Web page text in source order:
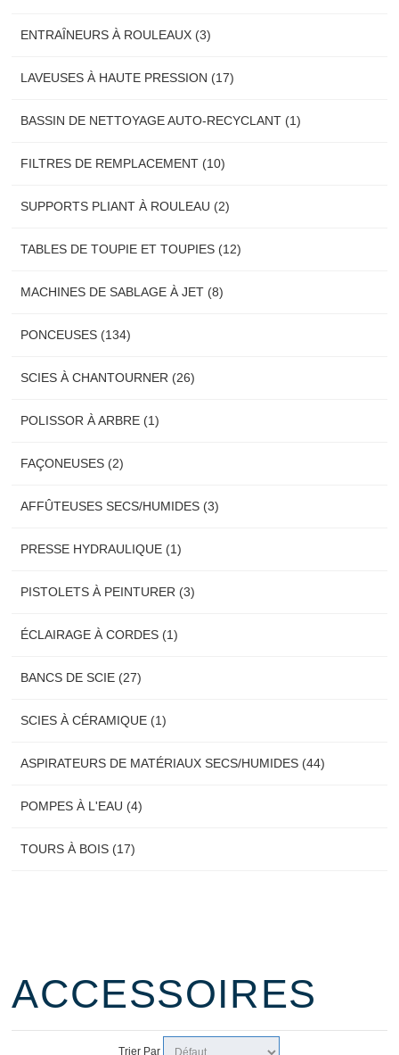
ENTRAȊNEURS À ROULEAUX (3)
LAVEUSES À HAUTE PRESSION (17)
BASSIN DE NETTOYAGE AUTO-RECYCLANT (1)
FILTRES DE REMPLACEMENT (10)
SUPPORTS PLIANT À ROULEAU (2)
TABLES DE TOUPIE ET TOUPIES (12)
MACHINES DE SABLAGE À JET (8)
PONCEUSES (134)
SCIES À CHANTOURNER (26)
POLISSOR À ARBRE (1)
FAÇONEUSES (2)
AFFÛTEUSES SECS/HUMIDES (3)
PRESSE HYDRAULIQUE (1)
PISTOLETS À PEINTURER (3)
ÉCLAIRAGE À CORDES (1)
BANCS DE SCIE (27)
SCIES À CÉRAMIQUE (1)
ASPIRATEURS DE MATÉRIAUX SECS/HUMIDES (44)
POMPES À L'EAU (4)
TOURS À BOIS (17)
ACCESSOIRES
Trier Par